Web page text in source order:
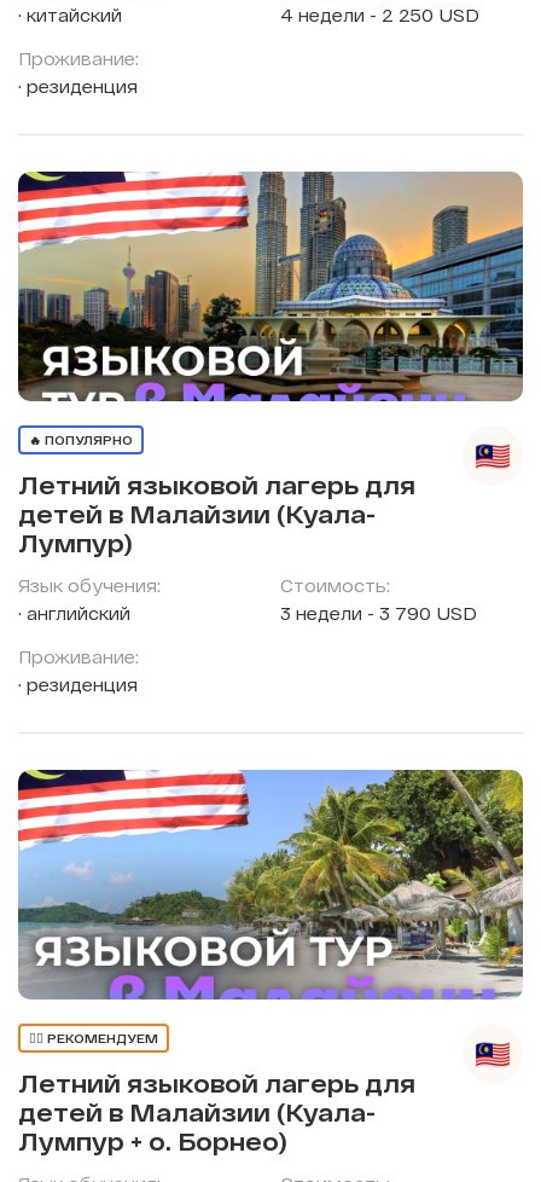
китайский
Проживание:
резиденция
4 недели - 2 250 USD
🔥 ПОПУЛЯРНО
Летний языковой лагерь для
детей в Малайзии (Куала-
Лумпур)
Язык обучения:
английский
Проживание:
резиденция
Стоимость:
3 недели - 3 790 USD
👍🏼 РЕКОМЕНДУЕМ
Летний языковой лагерь для
детей в Малайзии (Куала-
Лумпур + о. Борнео)